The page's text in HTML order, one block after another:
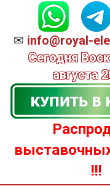
✉ info@royal-
Сегодня
августа
!!!